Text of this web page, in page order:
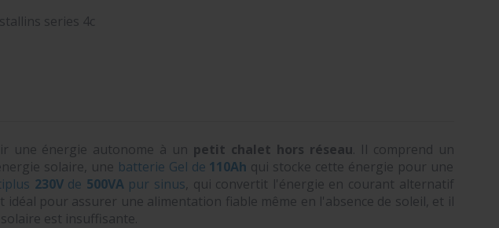
series 4c
une énergie autonome à un petit chalet hors réseau. Il comprend un
solaire, une batterie Gel de 110Ah qui stocke cette énergie pour une
230Vde 500VApur sinus , qui convertit l'énergie en courant alternatif
pour assurer une alimentation fiable même en l'absence de soleil, et il
est insuffisante.